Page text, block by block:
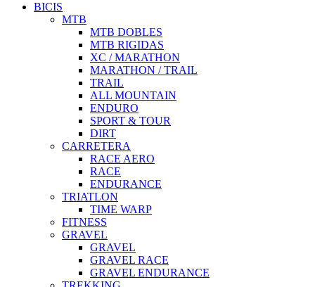
BICIS
MTB
MTB DOBLES
MTB RIGIDAS
XC / MARATHON
MARATHON / TRAIL
TRAIL
ALL MOUNTAIN
ENDURO
SPORT & TOUR
DIRT
CARRETERA
RACE AERO
RACE
ENDURANCE
TRIATLON
TIME WARP
FITNESS
GRAVEL
GRAVEL
GRAVEL RACE
GRAVEL ENDURANCE